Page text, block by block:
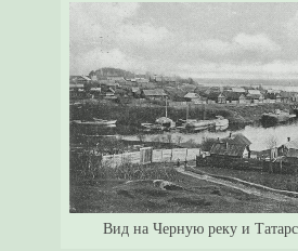
Вид на Черную реку и